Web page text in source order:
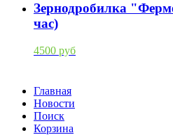
Зернодробилка
час)
4500 руб
Главная
Новости
Поиск
Корзина